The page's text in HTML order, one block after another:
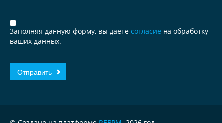
Заполняя данную форму, вы даете согласие на обработку
ваших данных.